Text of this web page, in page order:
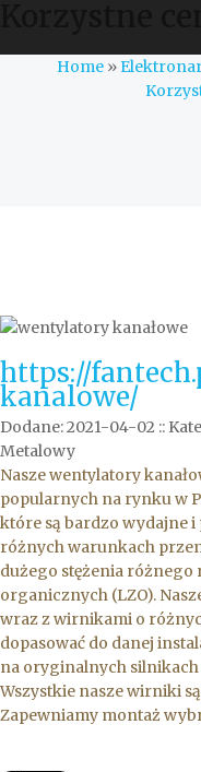
Home »
https://
kanalowe/
Dodane: 2021-04-02 ::
Metalowy
Nasze wentylatory
popularnych na rynku w
które są bardzo wydajne i
różnych warunkach
dużego stężenia
organicznych (LZO).
wraz z wirnikami o
dopasować do danej
na oryginalnych
Wszystkie nasze wirniki
Zapewniamy montaż